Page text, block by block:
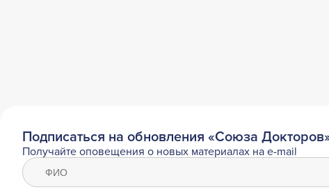
Подписаться на обновления «Союза
Получайте оповещения о новых материалах на e-mail